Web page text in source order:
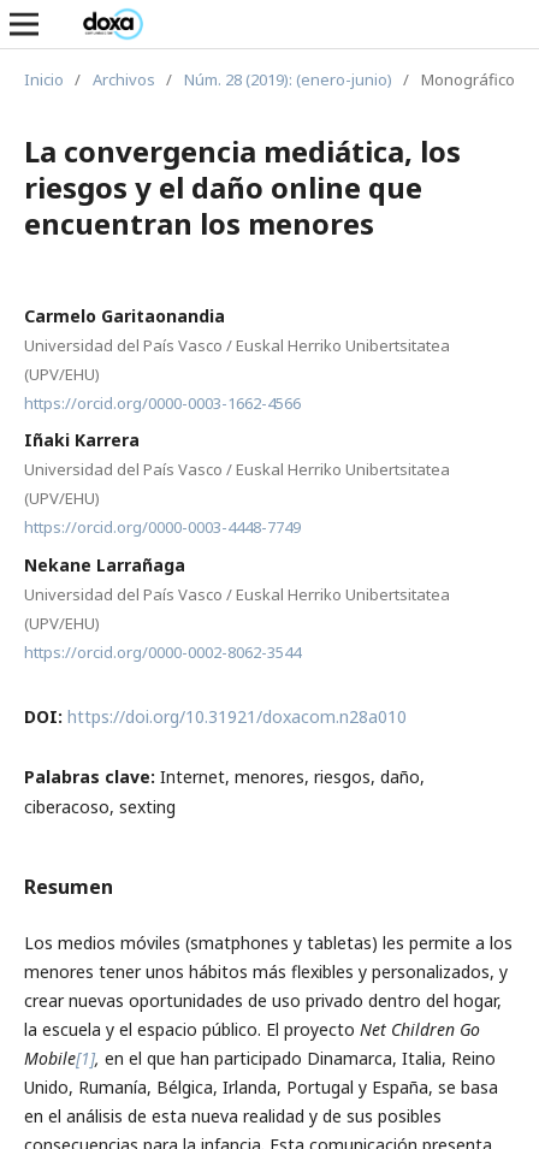
Inicio / Archivos / Núm. 28 (2019): (enero-junio) / Monográfico
La convergencia mediática, los
riesgos y el daño online que
encuentran los menores
Carmelo Garitaonandia
Universidad del País Vasco / Euskal Herriko Unibertsitatea
(UPV/EHU)
https://orcid.org/0000-0003-1662-4566
Iñaki Karrera
Universidad del País Vasco / Euskal Herriko Unibertsitatea
(UPV/EHU)
https://orcid.org/0000-0003-4448-7749
Nekane Larrañaga
Universidad del País Vasco / Euskal Herriko Unibertsitatea
(UPV/EHU)
https://orcid.org/0000-0002-8062-3544
DOI: https://doi.org/10.31921/doxacom.n28a010
Palabras clave: Internet, menores, riesgos, daño,
ciberacoso, sexting
Resumen
Los medios móviles (smatphones y tabletas) les permite a los
menores tener unos hábitos más flexibles y personalizados, y
crear nuevas oportunidades de uso privado dentro del hogar,
la escuela y el espacio público. El proyecto Net Children Go
Mobile[1], en el que han participado Dinamarca, Italia, Reino
Unido, Rumanía, Bélgica, Irlanda, Portugal y España, se basa
en el análisis de esta nueva realidad y de sus posibles
consecuencias para la infancia. Esta comunicación presenta